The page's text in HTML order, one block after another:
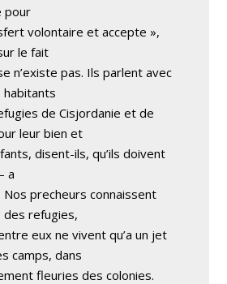
pour
volontaire et accepte »,
le fait
n’existe pas. Ils parlent avec
habitants
de Cisjordanie et de
leur bien et
disent-ils, qu’ils doivent
a
Nos precheurs connaissent
refugies,
eux ne vivent qu’a un jet
camps, dans
fleuries des colonies.